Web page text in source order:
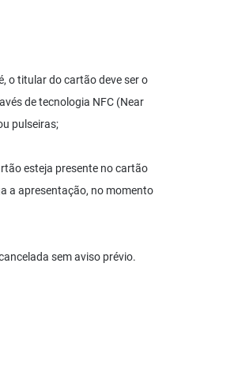
o titular do cartão deve ser o
de tecnologia NFC (Near
pulseiras;
esteja presente no cartão
a apresentação, no momento
sem aviso prévio.